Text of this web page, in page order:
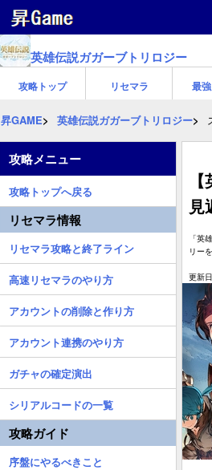
英雄伝説ガガーブトリロジー
攻略トップ リセマラ 最
昇GAME 英雄伝説ガガーブトリロジー
見
「英
リー
更新
攻略メニュー
攻略トップへ戻る
リセマラ情報
リセマラ攻略と終了ライン
高速リセマラのやり方
アカウントの削除と作り方
アカウント連携のやり方
ガチャの確定演出
シリアルコードの一覧
攻略ガイド
序盤にやるべきこと